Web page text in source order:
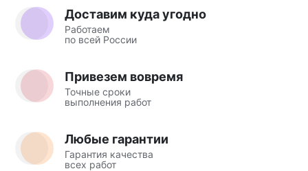
Доставим куда угодно
Работаем
по всей России
Привезем вовремя
Точные сроки
выполнения работ
Любые гарантии
Гарантия качества
всех работ